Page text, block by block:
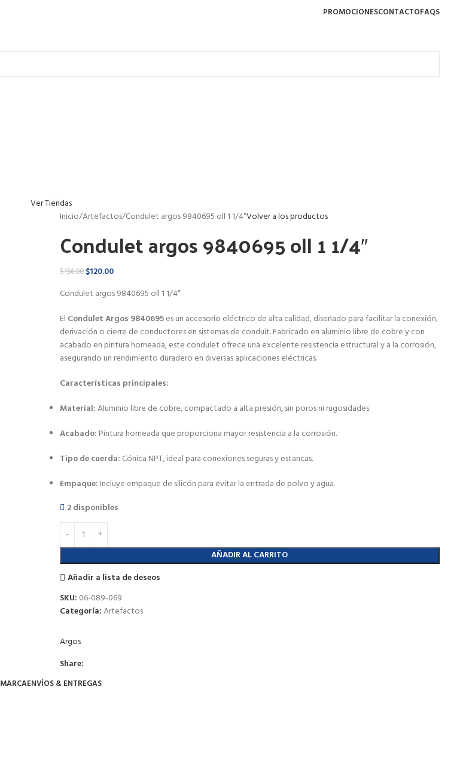
PROMOCIONESCONTACTOFAQS
Ver Tiendas
Inicio Artefactos Condulet argos 9840695 oll 1 1/4″Volver a los productos
Condulet argos 9840695 oll 1 1/4″
$156.00 $120.00
Condulet argos 9840695 oll 1 1/4″
El Condulet Argos 9840695es un accesorio eléctrico de alta calidad, diseñado para facilitar la conexión,
derivación o cierre de conductores en sistemas de conduit. Fabricado en aluminio libre de cobre y con
acabado en pintura horneada, este condulet ofrece una excelente resistencia estructural y a la corrosión,
asegurando un rendimiento duradero en diversas aplicaciones eléctricas.
Características principales:
Material:Aluminio libre de cobre, compactado a alta presión, sin poros ni rugosidades.
Acabado: Pintura horneada que proporciona mayor resistencia a la corrosión.
Tipo de cuerda: Cónica NPT, ideal para conexiones seguras y estancas.
Empaque: Incluye empaque de silicón para evitar la entrada de polvo y agua.
2 disponibles
AÑADIR AL CARRITO
Añadir a lista de deseos
SKU: 06-089-069
Categoría:Artefactos
Argos
Share:
MARCAENVÍOS & ENTREGAS